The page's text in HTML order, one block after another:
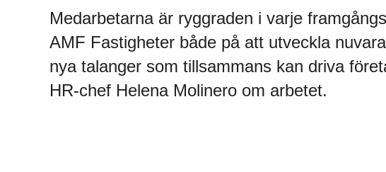
Medarbetarna är ryggraden i varje
AMF Fastigheter både på att utveckla
nya talanger som tillsammans kan driva
HR-chef Helena Molinero om arbetet.